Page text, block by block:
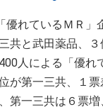
優れているＭＲ」
共と武田薬品、３
人による「優れ
が第一三共、１
第一三共は６票増